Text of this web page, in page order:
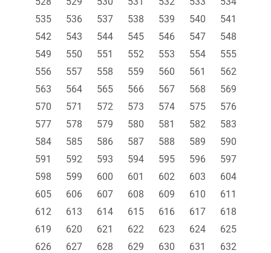
535
536 537 538 539 540
541
542
543 544 545 546 547
548
549
550 551 552 553 554
555
556
557 558 559 560 561
562
563
564 565 566 567 568
569
570
571 572 573 574 575
576
577
578 579 580 581 582
583
584
585 586 587 588 589
590
591
592 593 594 595 596
597
598
599 600 601 602 603
604
605
606 607 608 609 610
611
612
613 614 615 616 617
618
619
620 621 622 623 624
625
626
627 628 629 630 631
632